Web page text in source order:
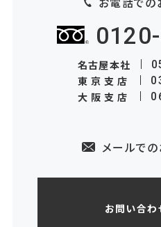
名古屋本社
東京支店
大阪支店
メールで
お問い合わ